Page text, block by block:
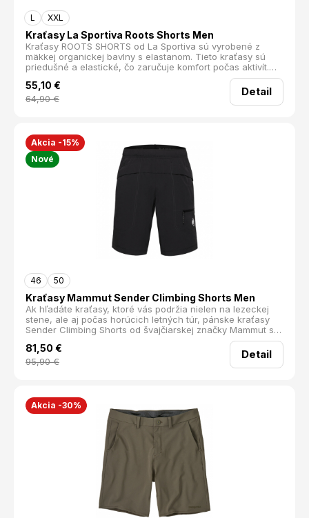
L XXL
Kraťasy La Sportiva Roots Shorts Men
Kraťasy ROOTS SHORTS od La Sportiva sú vyrobené z
mäkkej organickej bavlny s elastanom. Tieto kraťasy sú
priedušné a elastické, čo zaručuje komfort počas aktivít.
Pružný pás poskytuje výbornú flexibilitu a neobmedzuje
pohyb, čím sú ideálne aj na používanie s lezeckým
sedákom.
55,10 €
64,90€
Detail
Akcia -15%
Nové
46 50
Kraťasy Mammut Sender Climbing Shorts Men
Ak hľadáte kraťasy, ktoré vás podržia nielen na lezeckej
stene, ale aj počas horúcich letných túr, pánske kraťasy
Sender Climbing Shorts od švajčiarskej značky Mammut sú
tou správnou voľbou. Vďaka ich komfortu a funkčnosti ich
budete chcieť nosiť nielen na lezenie, ale aj na letnú
turistiku a iné športové aktivity.
81,50 €
95,90€
Detail
Akcia -30%